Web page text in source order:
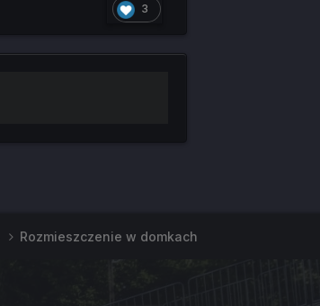
3
Rozmieszczenie w domkach